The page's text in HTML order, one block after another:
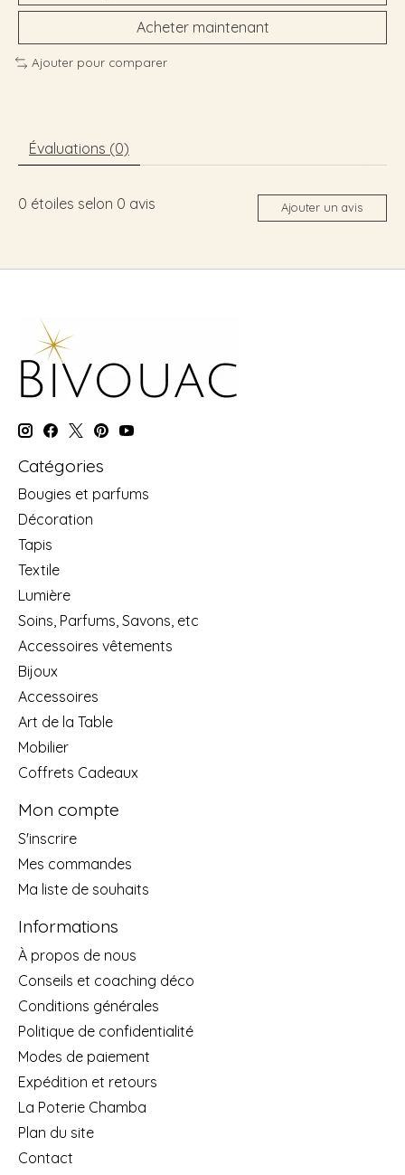
Acheter maintenant
Ajouter pour comparer
Évaluations (0)
0 étoiles selon 0 avis Ajouter un avis
Catégories
Bougies et parfums
Décoration
Tapis
Textile
Lumière
Soins, Parfums, Savons, etc
Accessoires vêtements
Bijoux
Accessoires
Art de la Table
Mobilier
Coffrets Cadeaux
Mon compte
S'inscrire
Mes commandes
Ma liste de souhaits
Informations
À propos de nous
Conseils et coaching déco
Conditions générales
Politique de confidentialité
Modes de paiement
Expédition et retours
La Poterie Chamba
Plan du site
Contact